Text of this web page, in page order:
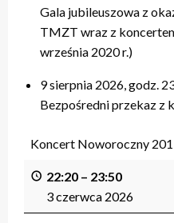
Gala jubileuszowa z
TMZT wraz z
września 2020 r.)
9 sierpnia 2026, godz.
Bezpośredni przekaz z
Koncert Noworoczny
22:20 – 23:50
3 czerwca 2026